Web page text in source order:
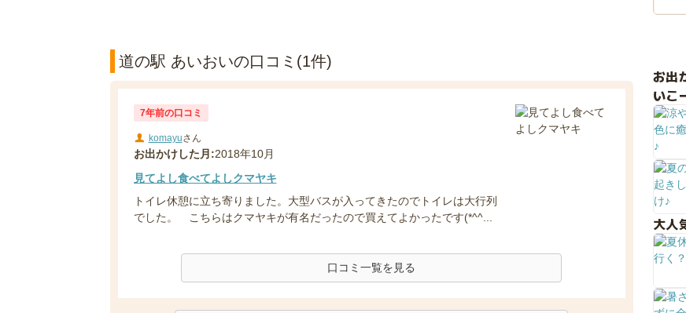
道の駅 あいおいの口コミ(1件)
7年前の口コミ
komayuさん
お出かけした月:2018年10月
見てよし食べてよしクマヤキ
トイレ休憩に立ち寄りました。大型バスが入ってきたのでトイレは大行列
でした。 こちらはクマヤキが有名だったので買えてよかったです(*^^...
口コミ一覧を見る
お出
いこ
大人